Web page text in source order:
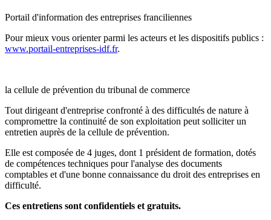
Portail d'information des entreprises franciliennes
Pour mieux vous orienter parmi les acteurs et les dispositifs publics :
www.portail-entreprises-idf.fr.
la cellule de prévention du tribunal de commerce
Tout dirigeant d'entreprise confronté à des difficultés de nature à
compromettre la continuité de son exploitation peut solliciter un
entretien auprès de la cellule de prévention.
Elle est composée de 4 juges, dont 1 président de formation, dotés
de compétences techniques pour l'analyse des documents
comptables et d'une bonne connaissance du droit des entreprises en
difficulté.
Ces entretiens sont confidentiels et gratuits.